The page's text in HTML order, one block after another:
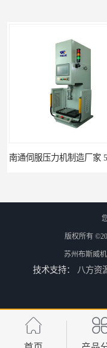
版权所有
苏州布斯威
技术支持： 八方资